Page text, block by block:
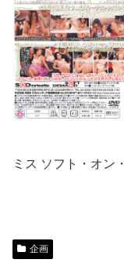
ミス ソフト・オン
企画